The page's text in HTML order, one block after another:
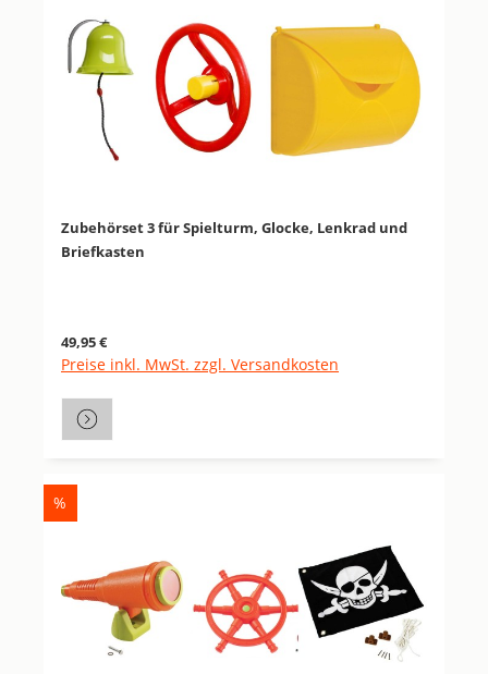
Zubehörset 3 für Spielturm, Glocke, Lenkrad und
Briefkasten
Regulärer Preis:
49,95 €
Preise inkl. MwSt. zzgl. Versandkosten
RABATT
%